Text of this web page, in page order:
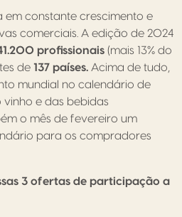
em constante crescimento e
comerciais. A edição de 2024
profissionais (mais 13% do
de 137 países. Acima de tudo,
mundial no calendário de
e das bebidas
o mês de fevereiro um
para os compradores
3 ofertas de participação a